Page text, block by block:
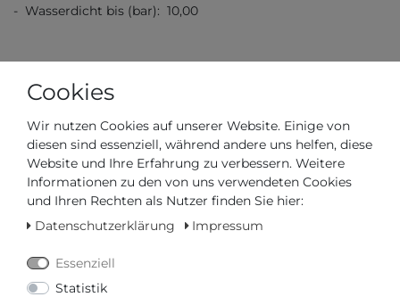
- Wasserdicht bis (bar): 10,00
ArtikelnummerSRPL83K1
440,00 €*
Inhalt1Stück
Cookies
Wir nutzen Cookies auf unserer Website. Einige von
diesen sind essenziell, während andere uns helfen, diese
Website und Ihre Erfahrung zu verbessern. Weitere
Informationen zu den von uns verwendeten Cookies
und Ihren Rechten als Nutzer finden Sie hier:
Datenschutzerklärung
Impressum
Essenziell
Statistik